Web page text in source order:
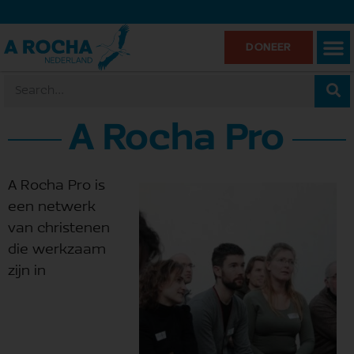
DONEER
A Rocha Pro
A Rocha Pro is
een netwerk
van christenen
die werkzaam
zijn in